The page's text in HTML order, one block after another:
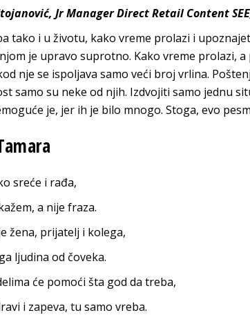
Jr Manager Direct Retail Content
tako i u životu, kako vreme prolazi i
njom je upravo suprotno. Kako vreme prolazi,
nje se ispoljava samo veći broj vrlina.
samo su neke od njih. Izdvojiti samo jednu
je, jer ih je bilo mnogo. Stoga, evo
sreće i rađa,
a nije fraza.
žena, prijatelj i kolega,
ljudina od čoveka.
će pomoći šta god da treba,
i zapeva, tu samo vreba.